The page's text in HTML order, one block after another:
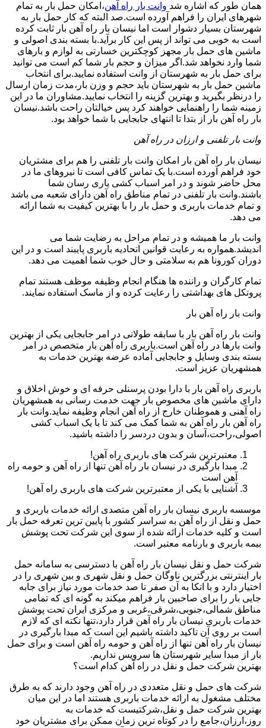
همان طور که اشاره شد وانت بار راه آهن،امکان حمل بار به تمام
شهرهای ایران را فراهم آورده است.صد البته که کار حمل بار به
شهرستان بسیار دشوار است اما نیسان بار راه آهن بار ثابت کرده
است به خوبی می تواند از پس این کار برآید.با بسته بندی اصولی و
ماشین های حمل بار مجهز کوچکترین خسارتی به لوازم و بارهای
شما وارد نخواهد شد.اگر میزان و حجم بار شما کم است می توانید
برای حمل بار به شهرستان از وانت استفاده نمایید.برای انتخاب
ماشین حمل بار به شهرستان باید حجم و وزن بار،مدت زمان ارسال
را درنظر بگیرید و بهترین گزینه را انتخاب نمایید.مشاوران ما در این
زمینه شما را راهنمایی خواهند کرد پس خیالتان راحت باشد.نیسان
بار راه آهن بار از بتدا تا انتهای جابجایی با شما خواهد بود.
وانت بار تلفنی و ارزان در راه آهن
نیسان بار راه آهن بار امکان وانت بار تلفنی را هم برای مشتریان
خود فراهم آورده است.با یک تماس کافی است تا نیروهای ما در
محل حاضر شوند و در امر اسباب کشی یاری رسان شما
باشند.وانت بار تلفنی در تمام مناطق راه آهن دارای شعبه می باشد
و تمام خدمات باربری و حمل بار را با بهترین کیفیت به شما ارائه
می دهد.
وانت بار ما همیشه و در تمام مراحل به رضایت شما می
اندیشد.همواره به رعایت قوانین اتحادیه باربری پایبند است و در این
دوران کورونا هم به سلامتی و حال خوب شما اهمیت می دهد.
تمام کارگران و راننده ها هنگام انجام وظیفه موظف هستند تمام
پروتکل های بهداشتی را رعایت کرده و از ماسک استفاده نمایند.
وانت بار راه آهن بار
وانت بار راه آهن بار با سابقه طولانی در امر جابجایی یکی از بهترین
وانت بارها در راه آهن است.باربری راه آهن بار متخصص در امر
بسته بندی وسایل و جابجایی آماده عرضه بهترین خدمات به
همشهریان عزیز است.
باربری راه آهن بار با دارا بودن پرسنلی حرفه ای و خوش اخلاق و
دارای ماشین های مخصوص بار جهت خدمت رسانی به همشهریان
راه آهنی و هموطنان خارج از راه آهن انجام وظیفه نماید.وانت بار
راه آهن بار راه آهن به شما کمک می کند تا با یک اسباب کشی
اصولی،راحت،آسان و بدون دردسر را داشته باشید.
معتبرترین شرکت های باربری راه آهن!
مبدا بارگیری در نیسان بار راه آهن تنها از راه آهن و حومه راه
آهن است
آشنایی با یکی از معتبرترین شرکت های باربری راه آهن!
موسسه باربری نیسان بار راه آهن متصدی ارائه خدمات باربری و
حمل و نقل از راه آهن به سراسر کشور با پایین ترین تعرفه حمل بار
است و کلیه خدمات ارائه شده از سوی این شرکت تحت پوشش
بیمه باربری و بارنامه معتبر است.
شرکت حمل و نقل نیسان بار راه آهن با دسترسی به سامانه حمل
بار اینترنتی بزرگترین ناوگان حمل و نقل شهری و بین شهری را در
اختیار دارد و با اتکا به آن صفر تا صد خدمات مورد نیاز برای جابه
جایی بار را برای صاحبین بار فراهم میکند به گونه ای که تمامی
مناطق شمالی،جنوبی،شرقی،غربی و مرکزی ایران تحت پوشش
خدمات باربری نیسان بار راه آهن قرار دارد،تنها نکته ای که لازم
است بر روی آن تاکید داشته باشیم این است که مبدا بارگیری در
نیسان بار راه آهن تنها از راه آهن و حومه راه آهن است و برای حمل
بار از مبدا سایر شهرستان ها سرویس نداریم.
بهترین شرکت حمل و نقل در راه آهن کدام است؟
شرکت های حمل و نقل متعددی در راه آهن وجود دارند که به طرق
مختلف مشغول به ارائه خدمات باربری هستند اما در این میان
بهترین شرکت حمل و نقل،شرکتیست که خدمات به
روز،ارزان،جامع را در کوتاه ترین زمان ممکن برای مشتریان خود